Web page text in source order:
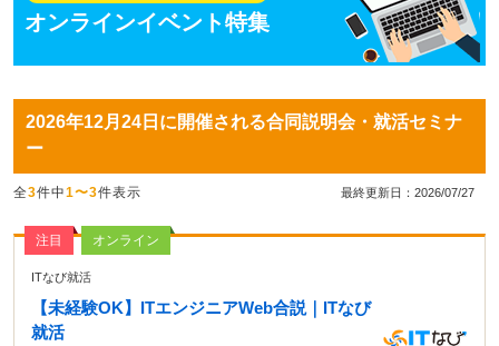
1 2 4 5
11 12
20 21 22 23 24 25 26
オンラインイベント特集
2026年12月24日に開催される合同説明会・就活セミナ
ー
全3件中1〜3件表示 最終更新日：2026/07/27
注目 オンライン
ITなび就活
【未経験OK】ITエンジニアWeb合説｜ITなび
就活